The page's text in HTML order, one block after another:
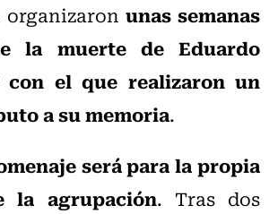
unas semanas
la muerte de Eduardo
el que realizaron un
a su memoria.
será para la propia
la agrupación. Tras dos